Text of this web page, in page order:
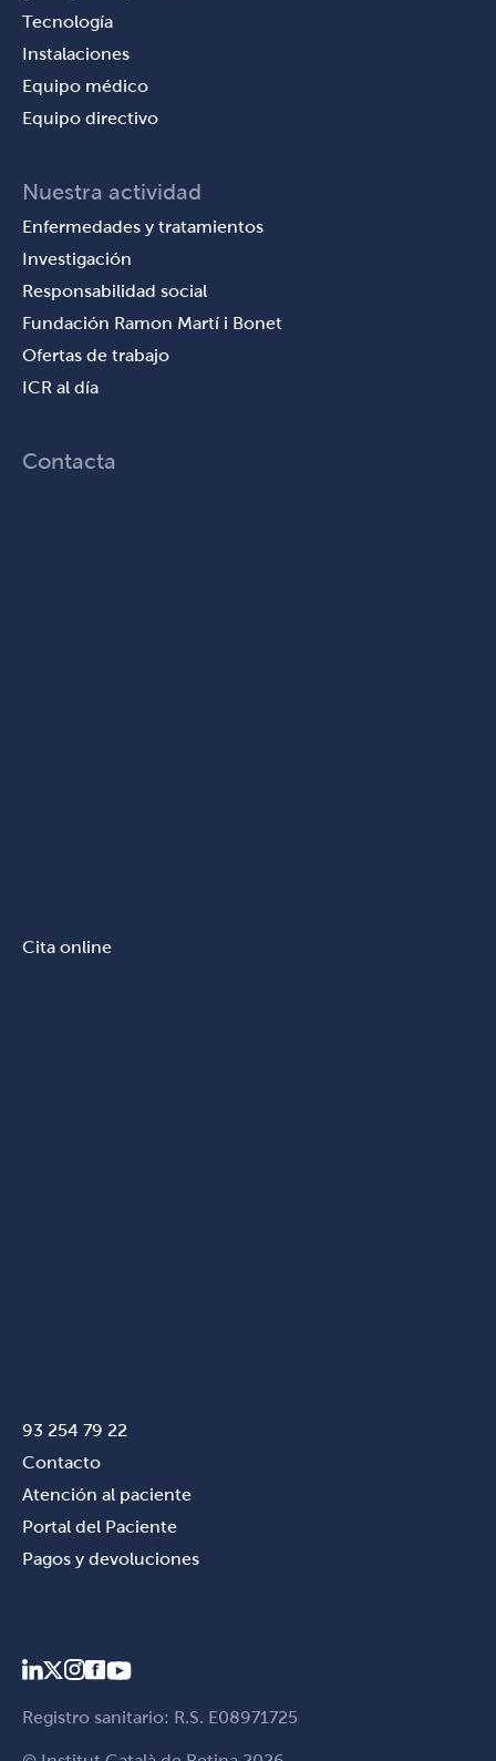
Tecnología
Instalaciones
Equipo médico
Equipo directivo
Nuestra actividad
Enfermedades y tratamientos
Investigación
Responsabilidad social
Fundación Ramon Martí i Bonet
Ofertas de trabajo
ICR al día
Contacta
Cita online
93 254 79 22
Contacto
Atención al paciente
Portal del Paciente
Pagos y devoluciones
Registro sanitario: R.S. E08971725